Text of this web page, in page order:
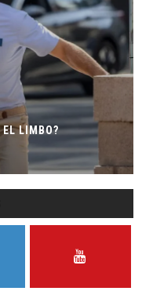
SECUELA DE
DIRECTOR
CINE